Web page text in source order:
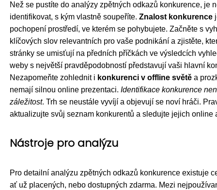
Než se pustíte do analýzy zpětných odkazů konkurence, je
identifikovat, s kým vlastně soupeříte. Znalost konkurence
pochopení prostředí, ve kterém se pohybujete. Začněte s
klíčových slov relevantních pro vaše podnikání a zjistěte,
stránky se umisťují na předních příčkách ve výsledcích
weby s největší pravděpodobností představují vaši hlavní
Nezapomeňte zohlednit i konkurenci v offline světě a
nemají silnou online prezentaci. Identifikace konkurence
záležitost. Trh se neustále vyvíjí a objevují se noví hráči.
aktualizujte svůj seznam konkurentů a sledujte jejich online
Nástroje pro analýzu
Pro detailní analýzu zpětných odkazů konkurence existuje
ať už placených, nebo dostupných zdarma. Mezi